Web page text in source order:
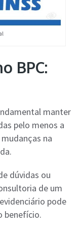
BPC:
manter
pelo menos a
na
dúvidas ou
de um
pode
benefício​.